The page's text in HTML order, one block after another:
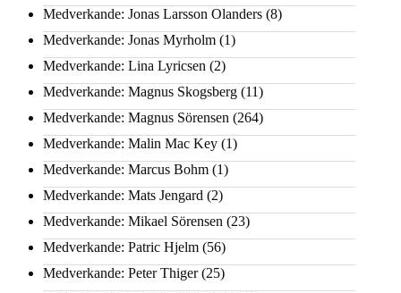
Medverkande: Jonas Larsson Olanders (8)
Medverkande: Jonas Myrholm (1)
Medverkande: Lina Lyricsen (2)
Medverkande: Magnus Skogsberg (11)
Medverkande: Magnus Sörensen (264)
Medverkande: Malin Mac Key (1)
Medverkande: Marcus Bohm (1)
Medverkande: Mats Jengard (2)
Medverkande: Mikael Sörensen (23)
Medverkande: Patric Hjelm (56)
Medverkande: Peter Thiger(25)